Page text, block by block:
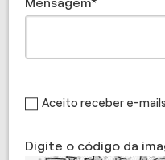
Mensagem
Aceito receber e-
Digite o código da